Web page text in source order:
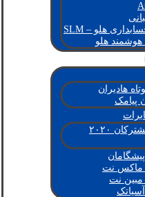
هوشمند هلو
هادیران
پیامک
شارژ سریع مشترکان ۲۰۲۰
ماکس نت
مبین نت